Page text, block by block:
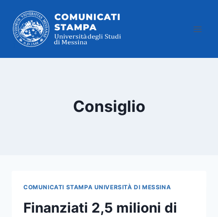
contenuto
Consiglio
COMUNICATI STAMPA UNIVERSITÀ DI MESSINA
Finanziati 2,5 milioni di